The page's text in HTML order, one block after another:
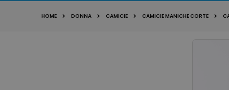
HOME DONNA CAMICIE CAMICIE MANICHE CORTE